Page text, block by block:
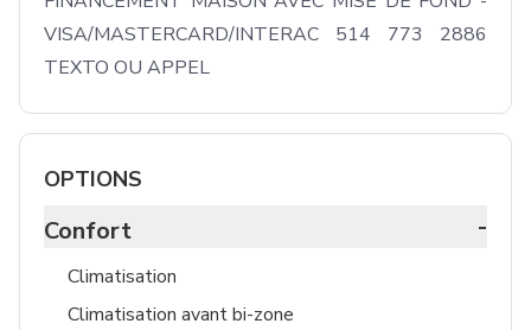
VISA/MASTERCARD/INTERAC 514 773 2886
TEXTO OU APPEL
OPTIONS
Confort -
Climatisation
Climatisation avant bi-zone